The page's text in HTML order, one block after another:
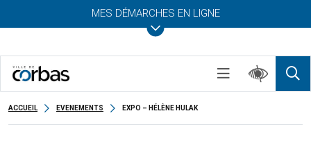
MES DÉMARCHES EN LIGNE
ACCUEIL EVENEMENTS EXPO – HÉLÈNE HULAK